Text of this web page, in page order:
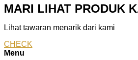
MARI LIHAT PRODUK
Lihat tawaran menarik dari kami
CHECK
Menu